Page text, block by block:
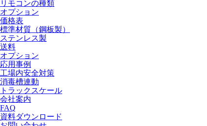
リモコンの種類
オプション
価格表
標準材質（鋼板製）
ステンレス製
送料
オプション
応用事例
工場内安全対策
消毒槽連動
トラックスケール
会社案内
FAQ
資料ダウンロード